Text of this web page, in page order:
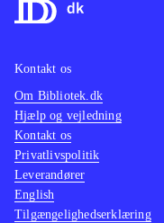
nedlægge
Kongs kaotiske
flot.
Andre sandbox-
western-spillet
En meget populær
Alt i alt et
Kontakt os
Om Bibliotek.dk
Hjælp og vejledning
Kontakt os
Privatlivspolitik
Leverandører
English
Tilgængelighedserklæring